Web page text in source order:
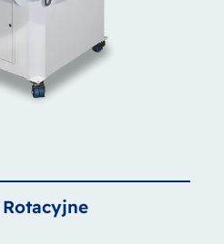
Rotacyjne